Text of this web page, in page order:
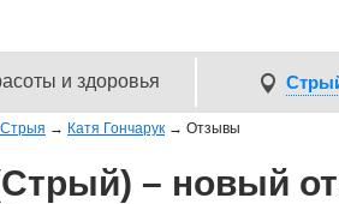
и здоровья
→ Катя Гончарук → Отзывы
– новый